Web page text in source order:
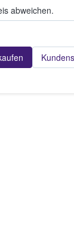
abweichen.